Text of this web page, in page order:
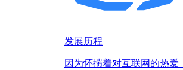
发展历程
因为怀揣着对互联网的热爱